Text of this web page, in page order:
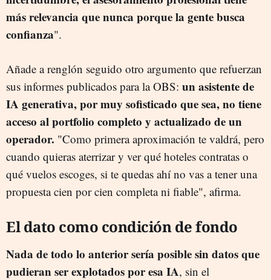
más relevancia que nunca porque la gente busca
confianza".
Añade a renglón seguido otro argumento que refuerzan
sus informes publicados para la OBS: un asistente de
IA generativa, por muy sofisticado que sea, no tiene
acceso al portfolio completo y actualizado de un
operador. "Como primera aproximación te valdrá, pero
cuando quieras aterrizar y ver qué hoteles contratas o
qué vuelos escoges, si te quedas ahí no vas a tener una
propuesta cien por cien completa ni fiable", afirma.
El dato como condición de fondo
Nada de todo lo anterior sería posible sin datos que
pudieran ser explotados por esa IA, sin el